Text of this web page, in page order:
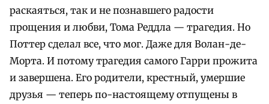
раскаяться, так и не познавшего радости
прощения и любви, Тома Реддла — трагедия. Но
Поттер сделал все, что мог. Даже для Волан-де-
Морта. И потому трагедия самого Гарри прожита
и завершена. Его родители, крестный, умершие
друзья — теперь по-настоящему отпущены в